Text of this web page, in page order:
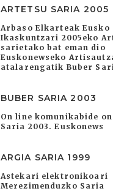
ARTETSU SARIA 2005
Arbaso Elkarteak Eusko
Ikaskuntzari 2005eko
sarietako bat eman dio
Euskonewseko
atalarengatik Buber
BUBER SARIA 2003
On line komunikabide
Saria 2003. Euskonews
ARGIA SARIA 1999
Astekari elektronikoari
Merezimenduzko Saria